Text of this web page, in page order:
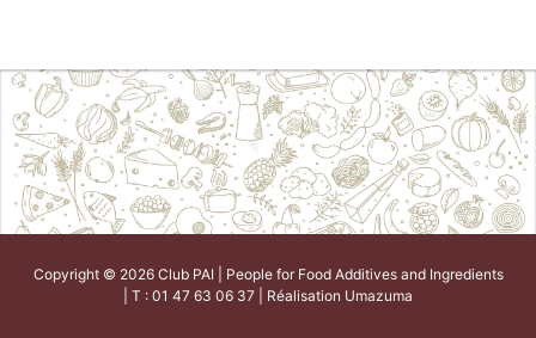
Copyright © 2026 Club PAI | People for Food Additives and Ingredients
| T : 01 47 63 06 37 | Réalisation Umazuma